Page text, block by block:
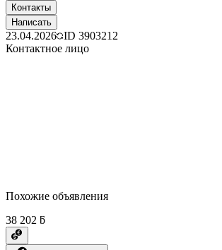
Контакты
Написать
23.04.2026 ID 3903212
Контактное лицо
Похожие объявления
38 202 ƃ